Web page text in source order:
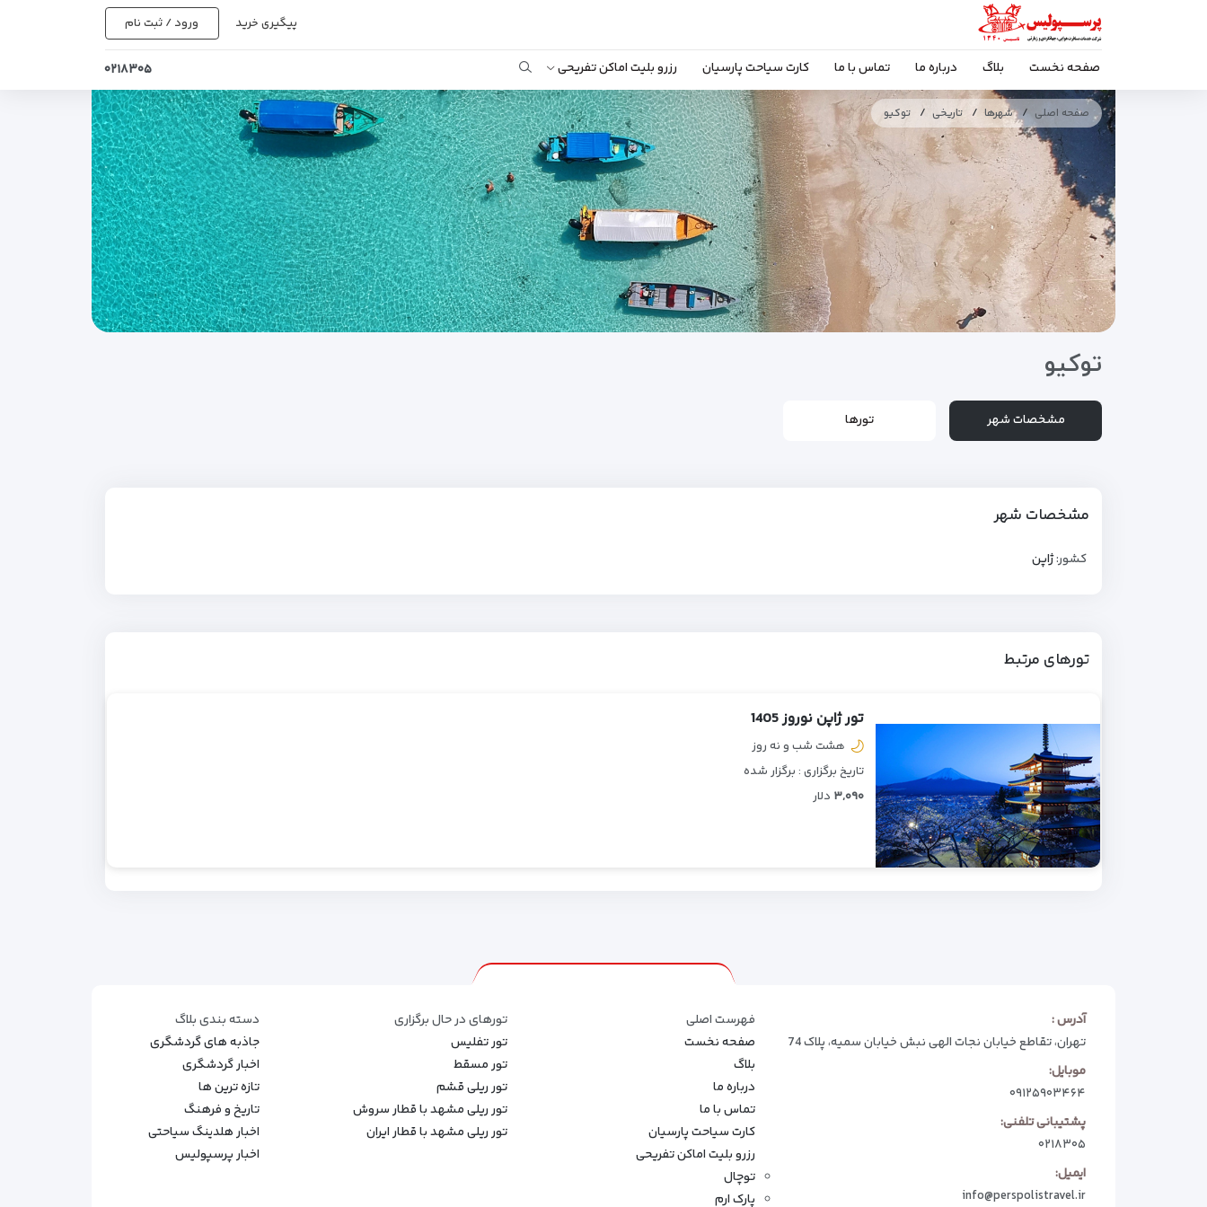
پیگیری خرید ورود / ثبت نام
صفحه نخست بلاگ درباره ما تماس با ما کارت سیاحت پارسیان رزرو بلیت اماکن تفریحی ۰۲۱۸۳۰۵
صفحه اصلی شهرها تاریخی توکیو
توکیو
مشخصات شهر تورها
مشخصات شهر
کشور:ژاپن
تورهای مرتبط
تور ژاپن نوروز 1405
هشت شب و نه روز
تاریخ برگزاری : برگزار شده
۳,۰۹۰ دلار
آدرس :
تهران، تقاطع خیابان نجات الهی نبش خیابان سمیه، پلاک 74
موبایل:
۰۹۱۲۵۹۰۳۴۶۴
پشتیبانی تلفنی:
۰۲۱۸۳۰۵
ایمیل:
info@perspolistravel.ir
فهرست اصلی
صفحه نخست
بلاگ
درباره ما
تماس با ما
کارت سیاحت پارسیان
رزرو بلیت اماکن تفریحی
توچال
پارک ارم
تورهای در حال برگزاری
تور تفلیس
تور مسقط
تور ریلی قشم
تور ریلی مشهد با قطار سروش
تور ریلی مشهد با قطار ایران
دسته بندی بلاگ
جاذبه های گردشگری
اخبار گردشگری
تازه ترین ها
تاریخ و فرهنگ
اخبار هلدینگ سیاحتی
اخبار پرسپولیس